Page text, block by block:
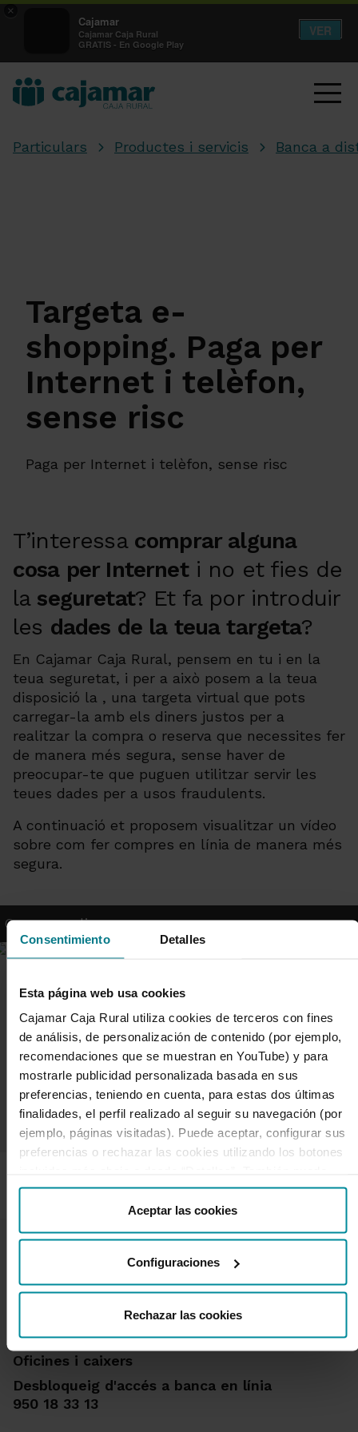
Consentimiento Detalles
Esta página web usa cookies
Cajamar Caja Rural utiliza cookies de terceros con fines
de análisis, de personalización de contenido (por ejemplo,
recomendaciones que se muestran en YouTube) y para
mostrarle publicidad personalizada basada en sus
preferencias, teniendo en cuenta, para estas dos últimas
finalidades, el perfil realizado al seguir su navegación (por
ejemplo, páginas visitadas). Puede aceptar, configurar sus
preferencias o rechazar las cookies utilizando los botones
obtener más información, así como cambiar el
consentimiento en cualquier momento desde nuestra
Política de Cookies.
Aceptar las cookies
Configuraciones
Rechazar las cookies
×
Cajamar
Cajamar Caja Rural
GRATIS - En Google Play
VER
Particulars Productes i servicis Banca a
Targeta e-
shopping. Paga per
Internet i telèfon,
sense risc
Paga per Internet i telèfon, sense risc
T’interessa comprar alguna
cosa per Interneti no et fies de
la seguretat? Et fa por introduir
les dades de la teua targeta?
En Cajamar Caja Rural, pensem en tu i en la
teua seguretat, i per a això posem a la teua
disposició la , una targeta virtual que pots
carregar-la amb els diners justos per a
realitzar la compra o reserva que necessites fer
de manera més segura, sense haver de
preocupar-te que puguen utilitzar servir les
teues dades per a usos fraudulents.
A continuació et proposem visualitzar un vídeo
sobre com fer compres en línia de manera més
segura.
Compra online segura
Queixes i reclamacions
Oficines i caixers
Desbloqueig d'accés a banca en línia
950 18 33 13